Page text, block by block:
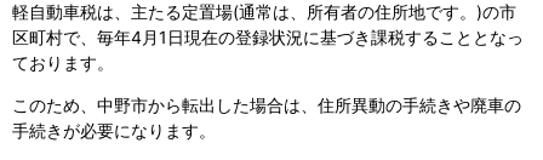
軽自動車税は、主たる定置場(通常は、所有者の住所地です。)の市
区町村で、毎年4月1日現在の登録状況に基づき課税することとなっ
ております。
このため、中野市から転出した場合は、住所異動の手続きや廃車の
手続きが必要になります。